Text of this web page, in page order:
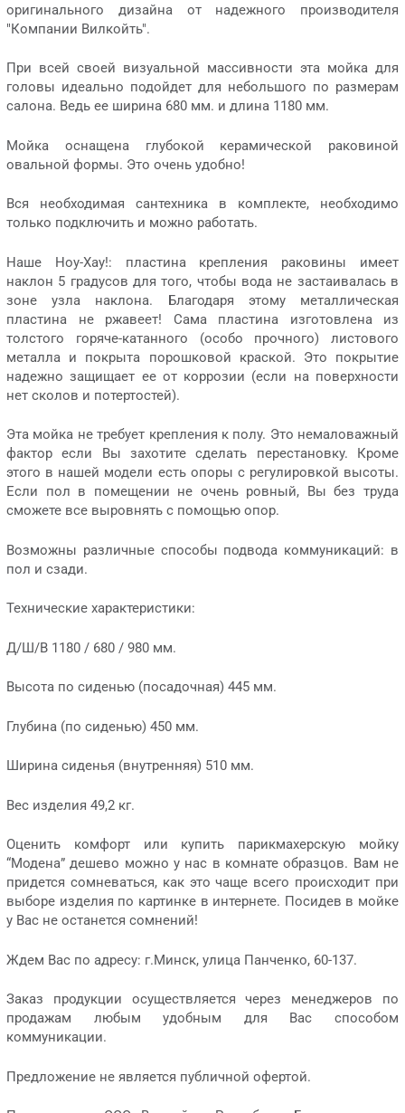
оригинального дизайна от надежного производителя
"Компании Вилкойть".
При всей своей визуальной массивности эта мойка для
головы идеально подойдет для небольшого по размерам
салона. Ведь ее ширина 680 мм. и длина 1180 мм.
Мойка оснащена глубокой керамической раковиной
овальной формы. Это очень удобно!
Вся необходимая сантехника в комплекте, необходимо
только подключить и можно работать.
Наше Ноу-Хау!: пластина крепления раковины имеет
наклон 5 градусов для того, чтобы вода не застаивалась в
зоне узла наклона. Благодаря этому металлическая
пластина не ржавеет! Сама пластина изготовлена из
толстого горяче-катанного (особо прочного) листового
металла и покрыта порошковой краской. Это покрытие
надежно защищает ее от коррозии (если на поверхности
нет сколов и потертостей).
Эта мойка не требует крепления к полу. Это немаловажный
фактор если Вы захотите сделать перестановку. Кроме
этого в нашей модели есть опоры с регулировкой высоты.
Если пол в помещении не очень ровный, Вы без труда
сможете все выровнять с помощью опор.
Возможны различные способы подвода коммуникаций: в
пол и сзади.
Технические характеристики:
Д/Ш/В 1180 / 680 / 980 мм.
Высота по сиденью (посадочная) 445 мм.
Глубина (по сиденью) 450 мм.
Ширина сиденья (внутренняя) 510 мм.
Вес изделия 49,2 кг.
Оценить комфорт или купить парикмахерскую мойку
“Модена” дешево можно у нас в комнате образцов. Вам не
придется сомневаться, как это чаще всего происходит при
выборе изделия по картинке в интернете. Посидев в мойке
у Вас не останется сомнений!
Ждем Вас по адресу: г.Минск, улица Панченко, 60-137.
Заказ продукции осуществляется через менеджеров по
продажам любым удобным для Вас способом
коммуникации.
Предложение не является публичной офертой.